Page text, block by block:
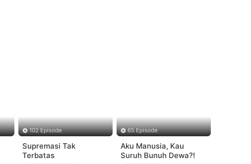
102 Episode
Supremasi Tak
Terbatas
65 Episode
Aku Manusia, Kau
Suruh Bunuh Dewa?!